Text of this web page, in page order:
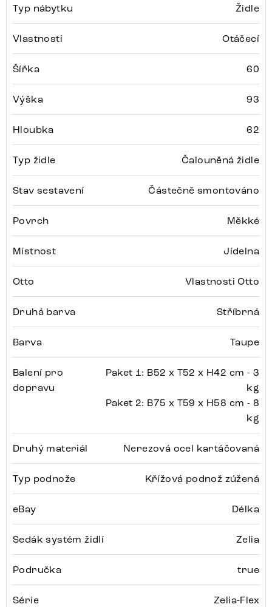
Typ nábytku Židle
Vlastnosti Otáčecí
Šířka 60
Výška 93
Hloubka 62
Typ židle Čalouněná židle
Stav sestavení Částečně smontováno
Povrch Měkké
Místnost Jídelna
Otto Vlastnosti Otto
Druhá barva Stříbrná
Barva Taupe
Balení pro
dopravu
Paket 1: B52 x T52 x H42 cm - 3
kg
Paket 2: B75 x T59 x H58 cm - 8
kg
Druhý materiál Nerezová ocel kartáčovaná
Typ podnože Křížová podnož zúžená
eBay Délka
Sedák systém židlí Zelia
Područka true
Série Zelia-Flex